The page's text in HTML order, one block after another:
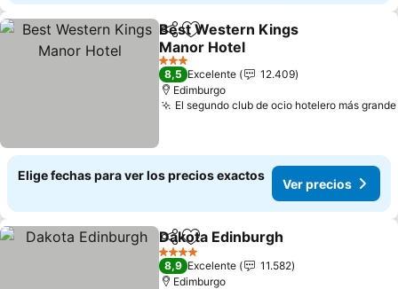
CompartirAgregar a favoritos
Best Western Kings
Manor Hotel
3 Estrellas
8,5 Excelente
12.409
Edimburgo
El segundo club de ocio hotelero más grande
Elige fechas para ver los precios exactos
Ver precios
CompartirAgregar a favoritos
Dakota Edinburgh
4 Estrellas
8,9 Excelente
11.582
Edimburgo